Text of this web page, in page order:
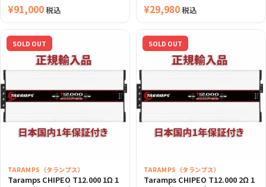
¥91,000税込 ¥29,980税込
SOLD OUT
TARAMPS（タランプス）
Taramps CHIPEO T12.000 1Ω 1
SOLD OUT
TARAMPS（タランプス）
Taramps CHIPEO T12.000 2Ω 1